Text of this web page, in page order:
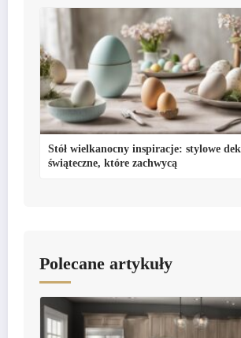
Stół wielkanocny inspiracje: stylowe
świąteczne, które zachwycą
Polecane artykuły